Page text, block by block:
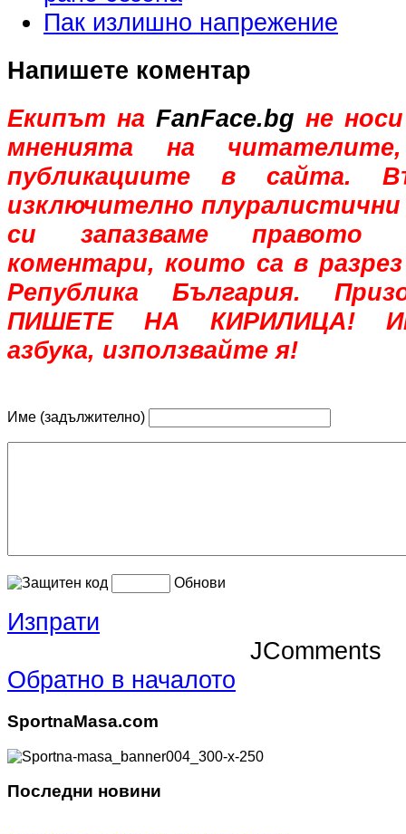
Пак излишно напрежение
Напишете коментар
Екипът на FanFace.bg не
мненията на
публикациите в сайта.
изключително
си запазваме правото
коментари, които са в
Република България.
ПИШЕТЕ НА КИРИЛИЦА!
азбука, използвайте я!
Име (задължително)
Обнови
Изпрати
JComments
Обратно в началото
SportnaMasa.com
Последни новини